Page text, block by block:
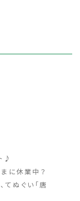
♪
に休業中？
てぬぐい「唐